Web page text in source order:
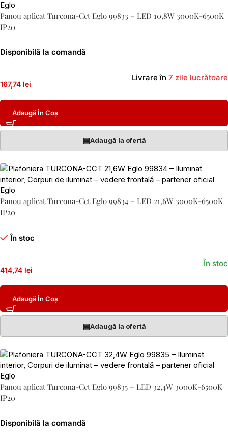
Panou aplicat Turcona-Cct Eglo 99833 – LED 10,8W 3000K-6500K
IP20
Disponibilă la comandă
167,74 lei
Livrare în 7 zile lucrătoare
Adaugă În Coș
▤Adaugă la ofertă
Panou aplicat Turcona-Cct Eglo 99834 – LED 21,6W 3000K-6500K
IP20
În stoc
414,74 lei
În stoc
Adaugă În Coș
▤Adaugă la ofertă
Panou aplicat Turcona-Cct Eglo 99835 – LED 32,4W 3000K-6500K
IP20
Disponibilă la comandă